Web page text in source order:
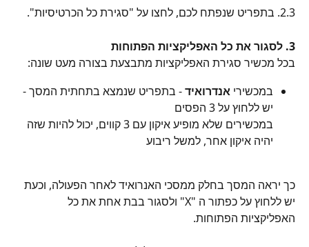
2.3. בתפריט שנפתח לכם, לחצו על "סגירת כל הכרטיסיות".
3. לסגור את כל האפליקציות הפתוחות
בכל מכשיר סגירת האפליקציות מתבצעת בצורה מעט שונה:
במכשירי אנדרואיד - בתפריט שנמצא בתחתית המסך -
יש ללחוץ על 3 הפסים
במכשירים שלא מופיע איקון עם 3 קווים, יכול להיות שזה
יהיה איקון אחר, למשל ריבוע
כך יראה המסך בחלק ממסכי האנרואיד לאחר הפעולה, וכעת
יש ללחוץ על כפתור ה "X" ולסגור בבת אחת את כל
האפליקציות הפתוחות.